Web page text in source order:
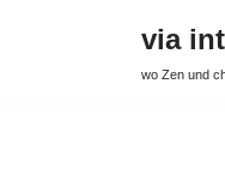
via
wo Zen und